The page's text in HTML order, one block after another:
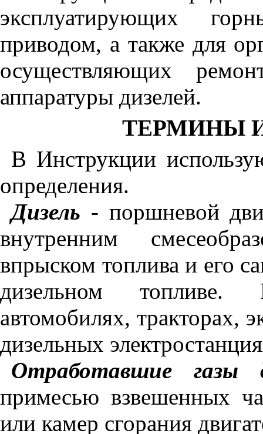
эксплуатирующих
приводом, а также для
осуществляющих
аппаратуры дизелей.
ТЕРМИНЫ
В Инструкции
определения.
Дизель - поршневой
внутренним
впрыском топлива и его
дизельном топливе.
автомобилях, тракторах,
дизельных
Отработавшие газы
примесью взвешенных
или камер сгорания